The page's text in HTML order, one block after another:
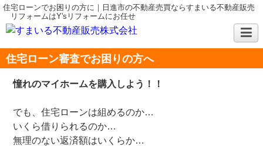
住宅ローンでお困りの方に｜日進市の不動産売買ならすまいる不動産販売
リフォームはY'sリフォームにお任せ
住宅ローン審査でお困りの方へ
憧れのマイホームを購入しよう！！
でも、住宅ローンは組めるのか…
いくら借りられるのか…
無理のない返済額はいくらか…